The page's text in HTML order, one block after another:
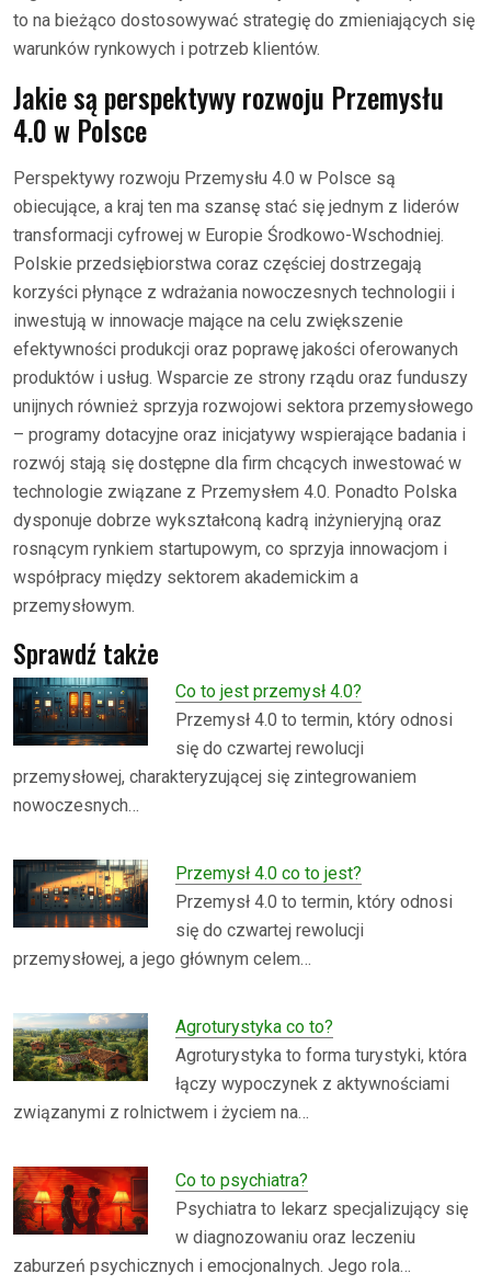
to na bieżąco dostosowywać strategię do zmieniających się
warunków rynkowych i potrzeb klientów.
Jakie są perspektywy rozwoju Przemysłu
4.0 w Polsce
Perspektywy rozwoju Przemysłu 4.0 w Polsce są
obiecujące, a kraj ten ma szansę stać się jednym z liderów
transformacji cyfrowej w Europie Środkowo-Wschodniej.
Polskie przedsiębiorstwa coraz częściej dostrzegają
korzyści płynące z wdrażania nowoczesnych technologii i
inwestują w innowacje mające na celu zwiększenie
efektywności produkcji oraz poprawę jakości oferowanych
produktów i usług. Wsparcie ze strony rządu oraz funduszy
unijnych również sprzyja rozwojowi sektora przemysłowego
– programy dotacyjne oraz inicjatywy wspierające badania i
rozwój stają się dostępne dla firm chcących inwestować w
technologie związane z Przemysłem 4.0. Ponadto Polska
dysponuje dobrze wykształconą kadrą inżynieryjną oraz
rosnącym rynkiem startupowym, co sprzyja innowacjom i
współpracy między sektorem akademickim a
przemysłowym.
Sprawdź także
Co to jest przemysł 4.0?
Przemysł 4.0 to termin, który odnosi
się do czwartej rewolucji
przemysłowej, charakteryzującej się zintegrowaniem
nowoczesnych…
Przemysł 4.0 co to jest?
Przemysł 4.0 to termin, który odnosi
się do czwartej rewolucji
przemysłowej, a jego głównym celem…
Agroturystyka co to?
Agroturystyka to forma turystyki, która
łączy wypoczynek z aktywnościami
związanymi z rolnictwem i życiem na…
Co to psychiatra?
Psychiatra to lekarz specjalizujący się
w diagnozowaniu oraz leczeniu
zaburzeń psychicznych i emocjonalnych. Jego rola…